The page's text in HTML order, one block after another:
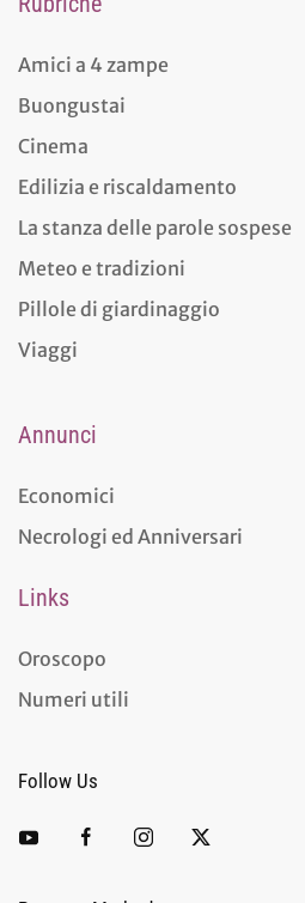
Amici a 4 zampe
Buongustai
Cinema
Edilizia e riscaldamento
La stanza delle parole sospese
Meteo e tradizioni
Pillole di giardinaggio
Viaggi
Annunci
Economici
Necrologi ed Anniversari
Links
Oroscopo
Numeri utili
Follow Us